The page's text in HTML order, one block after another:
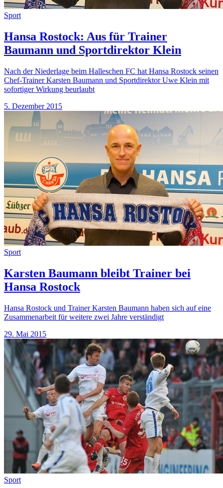
Sport
Hansa Rostock: Aus für Trainer
Baumann und Sportdirektor Klein
Nach der Niederlage beim Halleschen FC hat Hansa Rostock seinen
Chef-Trainer Karsten Baumann und Sportdirektor Uwe Klein mit
sofortiger Wirkung beurlaubt
5. Dezember 2015
Sport
Karsten Baumann bleibt Trainer bei
Hansa Rostock
Hansa Rostock und Trainer Karsten Baumann haben sich auf eine
Zusammenarbeit für weitere zwei Jahre verständigt
29. Mai 2015
Sport